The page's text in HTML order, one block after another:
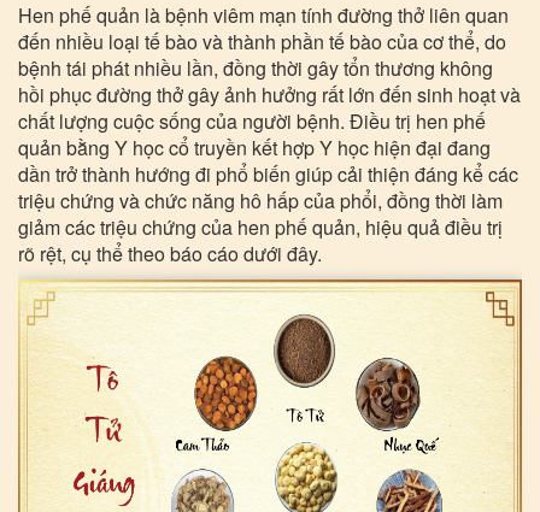
Hen phế quản là bệnh viêm mạn tính đường thở liên quan
đến nhiều loại tế bào và thành phần tế bào của cơ thể, do
bệnh tái phát nhiều lần, đồng thời gây tổn thương không
hồi phục đường thở gây ảnh hưởng rất lớn đến sinh hoạt và
chất lượng cuộc sống của người bệnh. Điều trị hen phế
quản bằng Y học cổ truyền kết hợp Y học hiện đại đang
dần trở thành hướng đi phổ biến giúp cải thiện đáng kể các
triệu chứng và chức năng hô hấp của phổi, đồng thời làm
giảm các triệu chứng của hen phế quản, hiệu quả điều trị
rõ rệt, cụ thể theo báo cáo dưới đây.